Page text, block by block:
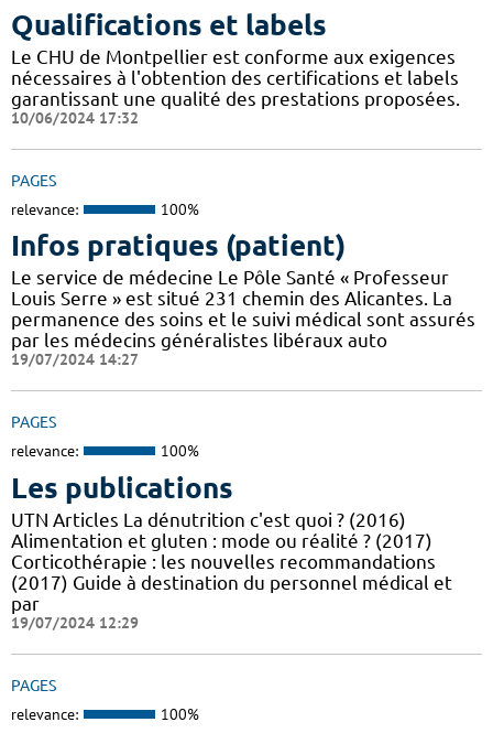
Qualifications et labels
Le CHU de Montpellier est conforme aux exigences
nécessaires à l'obtention des certifications et labels
garantissant une qualité des prestations proposées.
10/06/2024 17:32
PAGES
relevance: 100%
Infos pratiques (patient)
Le service de médecine Le Pôle Santé « Professeur
Louis Serre » est situé 231 chemin des Alicantes. La
permanence des soins et le suivi médical sont assurés
par les médecins généralistes libéraux auto
19/07/2024 14:27
PAGES
relevance: 100%
Les publications
UTN Articles La dénutrition c'est quoi ? (2016)
Alimentation et gluten : mode ou réalité ? (2017)
Corticothérapie : les nouvelles recommandations
(2017) Guide à destination du personnel médical et
par
19/07/2024 12:29
PAGES
relevance: 100%